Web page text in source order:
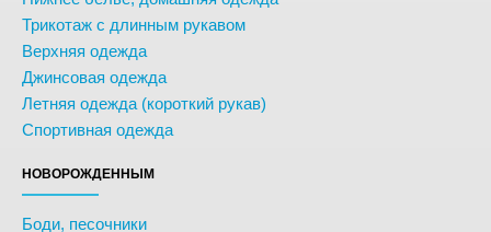
Трикотаж с длинным рукавом
Верхняя одежда
Джинсовая одежда
Летняя одежда (короткий рукав)
Спортивная одежда
НОВОРОЖДЕННЫМ
Боди, песочники